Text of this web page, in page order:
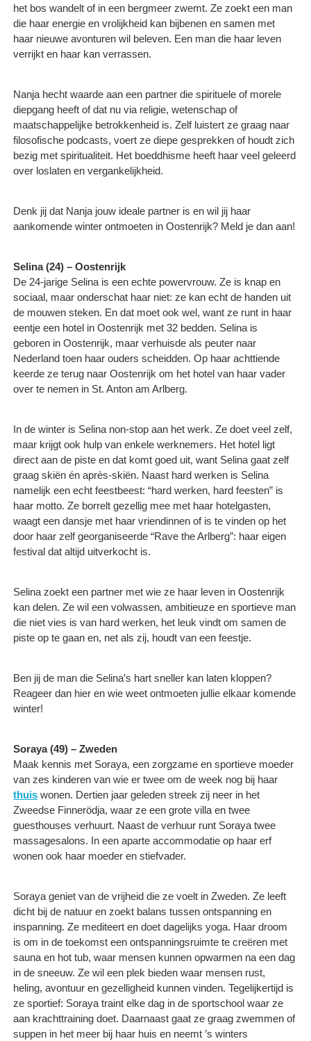
het bos wandelt of in een bergmeer zwemt. Ze zoekt een man
die haar energie en vrolijkheid kan bijbenen en samen met
haar nieuwe avonturen wil beleven. Een man die haar leven
verrijkt en haar kan verrassen.
Nanja hecht waarde aan een partner die spirituele of morele
diepgang heeft of dat nu via religie, wetenschap of
maatschappelijke betrokkenheid is. Zelf luistert ze graag naar
filosofische podcasts, voert ze diepe gesprekken of houdt zich
bezig met spiritualiteit. Het boeddhisme heeft haar veel geleerd
over loslaten en vergankelijkheid.
Denk jij dat Nanja jouw ideale partner is en wil jij haar
aankomende winter ontmoeten in Oostenrijk? Meld je dan aan!
Selina (24) – Oostenrijk
De 24-jarige Selina is een echte powervrouw. Ze is knap en
sociaal, maar onderschat haar niet: ze kan echt de handen uit
de mouwen steken. En dat moet ook wel, want ze runt in haar
eentje een hotel in Oostenrijk met 32 bedden. Selina is
geboren in Oostenrijk, maar verhuisde als peuter naar
Nederland toen haar ouders scheidden. Op haar achttiende
keerde ze terug naar Oostenrijk om het hotel van haar vader
over te nemen in St. Anton am Arlberg.
In de winter is Selina non-stop aan het werk. Ze doet veel zelf,
maar krijgt ook hulp van enkele werknemers. Het hotel ligt
direct aan de piste en dat komt goed uit, want Selina gaat zelf
graag skiën én après-skiën. Naast hard werken is Selina
namelijk een echt feestbeest: “hard werken, hard feesten” is
haar motto. Ze borrelt gezellig mee met haar hotelgasten,
waagt een dansje met haar vriendinnen of is te vinden op het
door haar zelf georganiseerde “Rave the Arlberg”: haar eigen
festival dat altijd uitverkocht is.
Selina zoekt een partner met wie ze haar leven in Oostenrijk
kan delen. Ze wil een volwassen, ambitieuze en sportieve man
die niet vies is van hard werken, het leuk vindt om samen de
piste op te gaan en, net als zij, houdt van een feestje.
Ben jij de man die Selina’s hart sneller kan laten kloppen?
Reageer dan hier en wie weet ontmoeten jullie elkaar komende
winter!
Soraya (49) – Zweden
Maak kennis met Soraya, een zorgzame en sportieve moeder
van zes kinderen van wie er twee om de week nog bij haar
thuis wonen. Dertien jaar geleden streek zij neer in het
Zweedse Finnerödja, waar ze een grote villa en twee
guesthouses verhuurt. Naast de verhuur runt Soraya twee
massagesalons. In een aparte accommodatie op haar erf
wonen ook haar moeder en stiefvader.
Soraya geniet van de vrijheid die ze voelt in Zweden. Ze leeft
dicht bij de natuur en zoekt balans tussen ontspanning en
inspanning. Ze mediteert en doet dagelijks yoga. Haar droom
is om in de toekomst een ontspanningsruimte te creëren met
sauna en hot tub, waar mensen kunnen opwarmen na een dag
in de sneeuw. Ze wil een plek bieden waar mensen rust,
heling, avontuur en gezelligheid kunnen vinden. Tegelijkertijd is
ze sportief: Soraya traint elke dag in de sportschool waar ze
aan krachttraining doet. Daarnaast gaat ze graag zwemmen of
suppen in het meer bij haar huis en neemt ’s winters